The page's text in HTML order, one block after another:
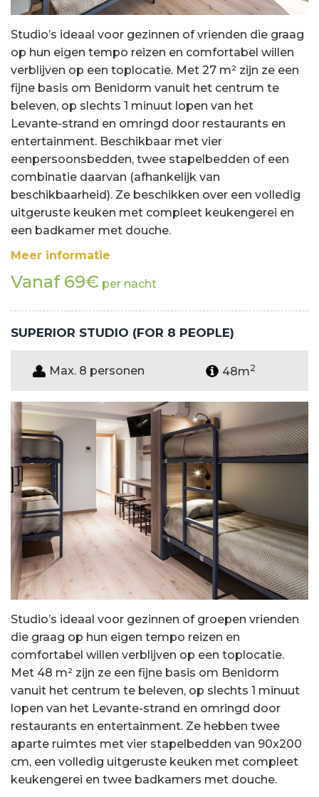
Studio’s ideaal voor gezinnen of vrienden die graag
op hun eigen tempo reizen en comfortabel willen
verblijven op een toplocatie. Met 27 m² zijn ze een
fijne basis om Benidorm vanuit het centrum te
beleven, op slechts 1 minuut lopen van het
Levante-strand en omringd door restaurants en
entertainment. Beschikbaar met vier
eenpersoonsbedden, twee stapelbedden of een
combinatie daarvan (afhankelijk van
beschikbaarheid). Ze beschikken over een volledig
uitgeruste keuken met compleet keukengerei en
een badkamer met douche.
Meer informatie
Vanaf 69€ per nacht
SUPERIOR STUDIO (FOR 8 PEOPLE)
Max. 8 personen 48m2
Studio’s ideaal voor gezinnen of groepen vrienden
die graag op hun eigen tempo reizen en
comfortabel willen verblijven op een toplocatie.
Met 48 m² zijn ze een fijne basis om Benidorm
vanuit het centrum te beleven, op slechts 1 minuut
lopen van het Levante-strand en omringd door
restaurants en entertainment. Ze hebben twee
aparte ruimtes met vier stapelbedden van 90x200
cm, een volledig uitgeruste keuken met compleet
keukengerei en twee badkamers met douche.